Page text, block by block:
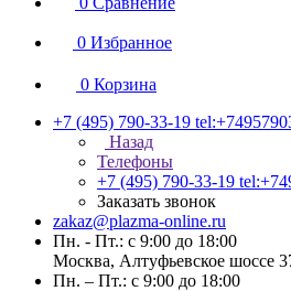
0 Избранное
0 Корзина
+7 (495) 790-33-19
Назад
Телефоны
+7 (495) 790-33-19
Заказать звонок
zakaz@plazma-online.ru
Пн. - Пт.: с 9:00 до 18:00
Москва, Алтуфьевское шоссе
Пн. – Пт.: с 9:00 до 18:00